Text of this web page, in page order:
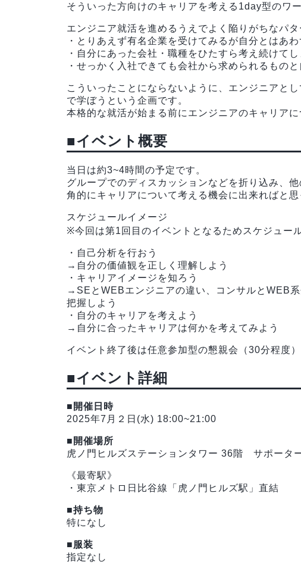
そういった方向けのキャリアを考える1day型のワ
エンジニア就活を進めるうえでよく陥りがちなパ
・とりあえず有名企業を受けてみるが自分とはあ
・自分にあった会社・職種をひたすら考え続けて
・せっかく入社できても会社から求められるもの
こういったことにならないように、エンジニアと
で学ぼうという企画です。
本格的な就活が始まる前にエンジニアのキャリア
■イベント概要
当日は約3~4時間の予定です。
グループでのディスカッションなどを折り込み、
角的にキャリアについて考える機会に出来ればと思
スケジュールイメージ
※今回は第1回目のイベントとなるためスケジュー
・自己分析を行おう
→自分の価値観を正しく理解しよう
・キャリアイメージを知ろう
→SEとWEBエンジニアの違い、コンサルとWEB
把握しよう
・自分のキャリアを考えよう
→自分に合ったキャリアは何かを考えてみよう
イベント終了後は任意参加型の懇親会（30分程度）
■イベント詳細
■開催日時
2025年7月２日(水) 18:00~21:00
■開催場所
虎ノ門ヒルズステーションタワー 36階 サポータ
《最寄駅》
・東京メトロ日比谷線「虎ノ門ヒルズ駅」直結
■持ち物
特になし
■服装
指定なし